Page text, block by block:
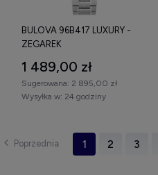
BULOVA 96B417 LUXURY -
ZEGAREK
1 489,00 zł
Wysyłka w: 24 godziny
Sugerowana: 2 895,00 zł
1 2 3